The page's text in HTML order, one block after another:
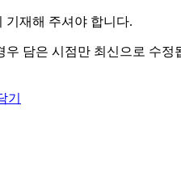
기재해 주셔야 합니다.
우 담은 시점만 최신으로 수정
기